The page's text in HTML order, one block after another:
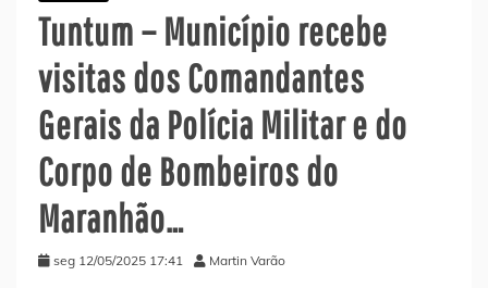
Tuntum – Município recebe
visitas dos Comandantes
Gerais da Polícia Militar e do
Corpo de Bombeiros do
Maranhão…
seg 12/05/2025 17:41 Martin Varão